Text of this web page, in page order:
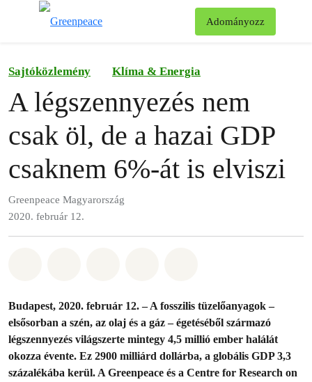
Adományozz
Sajtóközlemény Klíma & Energia
A légszennyezés nem
csak öl, de a hazai GDP
csaknem 6%-át is elviszi
Greenpeace Magyarország
2020. február 12.
Budapest, 2020. február 12. – A fosszilis tüzelőanyagok –
elsősorban a szén, az olaj és a gáz – égetéséből származó
légszennyezés világszerte mintegy 4,5 millió ember halálát
okozza évente. Ez 2900 milliárd dollárba, a globális GDP 3,3
százalékába kerül. A Greenpeace és a Centre for Research on